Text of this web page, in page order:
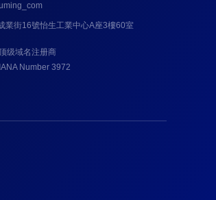
業街16號怡生工業中心A座3樓60室
级域名注册商
IANA Number 3972